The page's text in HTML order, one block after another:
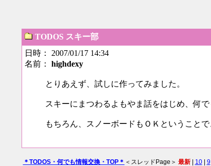
TODOS スキー部
日時： 2007/01/17 14:34
名前： highdexy
とりあえず、試しに作ってみました。
スキーにまつわるよもやま話をはじめ、何
もちろん、スノーボードもＯＫということ
＊TODOS・何でも情報交換・TOP＊ ＜スレッドPage＞ 最新| 10| 9